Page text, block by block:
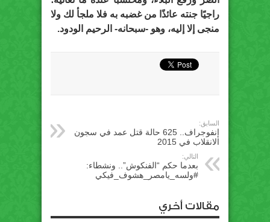
راجيًا جنته عائذًا من غضبه به فلا ملجأ لك ولا
منجى إلا إليه، وهو -سبحانه- الرحيم الودود.
السابق:
إنفوجراف.. 625 حالة قتل عمد في سجون
الانقلاب في 2015
التالي:
بعدما حكم “الفنكوش”.. ونشطاء:
#ولسه_يامصر_هشوف_فيكي
مقالات أخري